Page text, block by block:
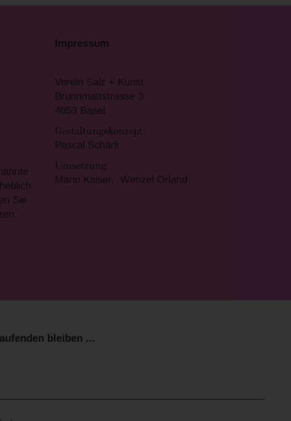
Sie
Impressum
Verein Salz + Kunst
Brunnmattstrasse 3
4053 Basel
Gestaltungskonzept:
Pascal Schärli
Umsetzung:
Mario Kaiser, Wenzel Orland
bleiben ...